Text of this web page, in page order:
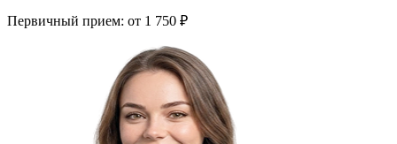
Первичный прием: от 1 750 ₽